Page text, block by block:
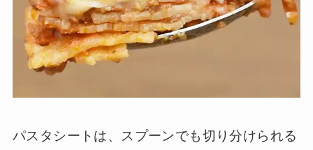
パスタシートは、スプーンでも切り分けられる